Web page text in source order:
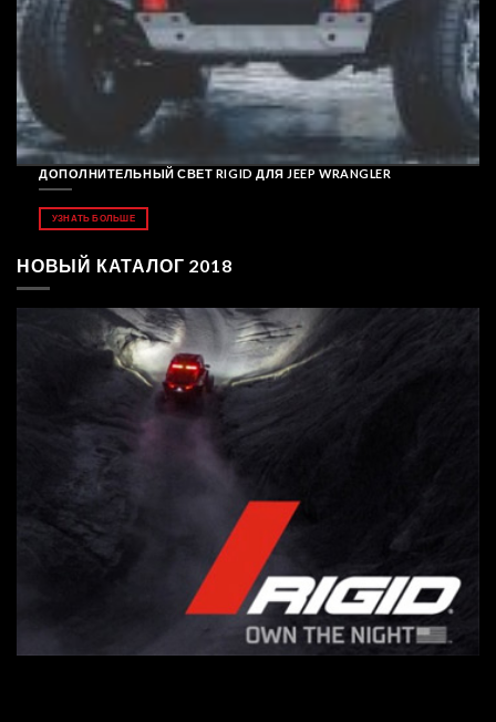
ДОПОЛНИТЕЛЬНЫЙ СВЕТ RIGID ДЛЯ JEEP WRANGLER
УЗНАТЬ БОЛЬШЕ
НОВЫЙ КАТАЛОГ 2018